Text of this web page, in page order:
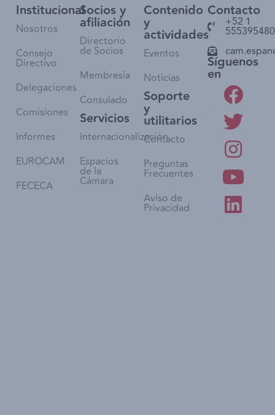
Institucional
Nosotros
Consejo
Directivo
Delegaciones
Comisiones
Informes
EUROCAM
FECECA
Socios y
afiliación
Directorio
de Socios
Membresía
Consulado
Servicios
Internacionalización
Espacios
de la
Cámara
Contenido
y
actividades
Eventos
Noticias
Soporte
y
utilitarios
Contacto
Preguntas
Frecuentes
Aviso de
Privacidad
Contacto
+52 1
Síguenos
en